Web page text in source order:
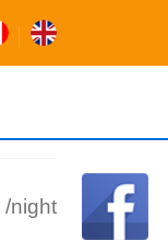
/night